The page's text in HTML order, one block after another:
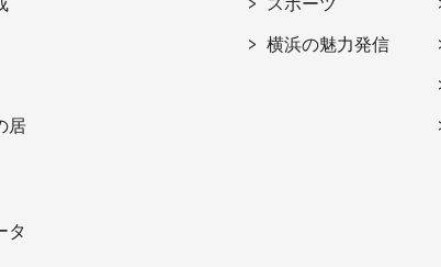
居
タ
横浜の魅力発信